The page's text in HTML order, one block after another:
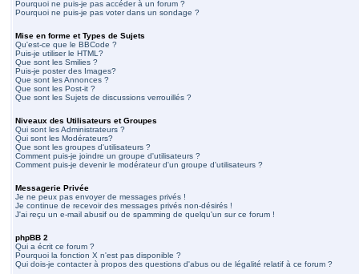
Pourquoi ne puis-je pas accéder à un forum ?
Pourquoi ne puis-je pas voter dans un sondage ?
Mise en forme et Types de Sujets
Qu'est-ce que le BBCode ?
Puis-je utiliser le HTML?
Que sont les Smilies ?
Puis-je poster des Images?
Que sont les Annonces ?
Que sont les Post-it ?
Que sont les Sujets de discussions verrouillés ?
Niveaux des Utilisateurs et Groupes
Qui sont les Administrateurs ?
Qui sont les Modérateurs?
Que sont les groupes d'utilisateurs ?
Comment puis-je joindre un groupe d'utilisateurs ?
Comment puis-je devenir le modérateur d'un groupe d'utilisateurs ?
Messagerie Privée
Je ne peux pas envoyer de messages privés !
Je continue de recevoir des messages privés non-désirés !
J'ai reçu un e-mail abusif ou de spamming de quelqu'un sur ce forum !
phpBB 2
Qui a écrit ce forum ?
Pourquoi la fonction X n'est pas disponible ?
Qui dois-je contacter à propos des questions d'abus ou de légalité relatif à ce forum ?